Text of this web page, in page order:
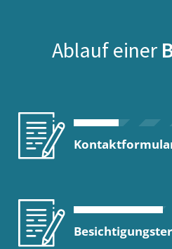
Ablauf einer